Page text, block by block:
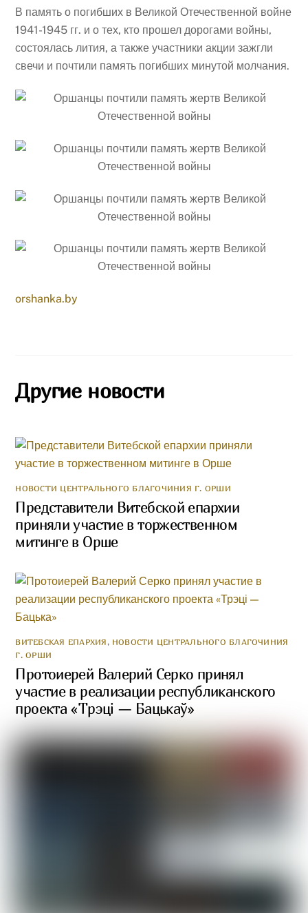
В память о погибших в Великой Отечественной войне
1941-1945 гг. и о тех, кто прошел дорогами войны,
состоялась лития, а также участники акции зажгли
свечи и почтили память погибших минутой молчания.
orshanka.by
Другие новости
НОВОСТИ ЦЕНТРАЛЬНОГО БЛАГОЧИНИЯ Г. ОРШИ
Представители Витебской епархии
приняли участие в торжественном
митинге в Орше
ВИТЕБСКАЯ ЕПАРХИЯ, НОВОСТИ ЦЕНТРАЛЬНОГО БЛАГОЧИНИЯ
Г. ОРШИ
Протоиерей Валерий Серко принял
участие в реализации республиканского
проекта «Трэці — Бацькаў»